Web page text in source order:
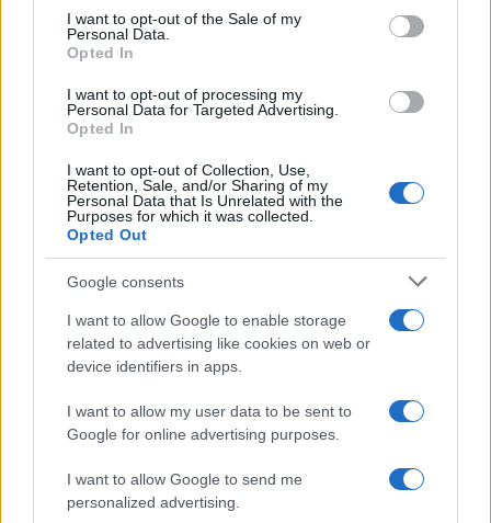
consent section.
I want to opt-out of the Sale of my
Personal Data.
Opted In
I want to opt-out of processing my
Personal Data for Targeted Advertising.
Opted In
I want to opt-out of Collection, Use,
Retention, Sale, and/or Sharing of my
Personal Data that Is Unrelated with the
Purposes for which it was collected.
Opted Out
Google consents
I want to allow Google to enable storage
related to advertising like cookies on web or
device identifiers in apps.
I want to allow my user data to be sent to
Google for online advertising purposes.
I want to allow Google to send me
personalized advertising.
Condividi l'articolo
F
a
ce
b
o
o
T
w
it
te
r
Pi
n
te
re
st
W
h
at
s
A
p
p
S
h
a
re
Articolo precedente
Prossimo articolo
NOTIZIE RECENTI
Ristorante distrutto dalle fiamme a La
Maddalena, incendio a Monti d’à rena
Le previsioni meteo per il weekend a Olbia e in
Gallura